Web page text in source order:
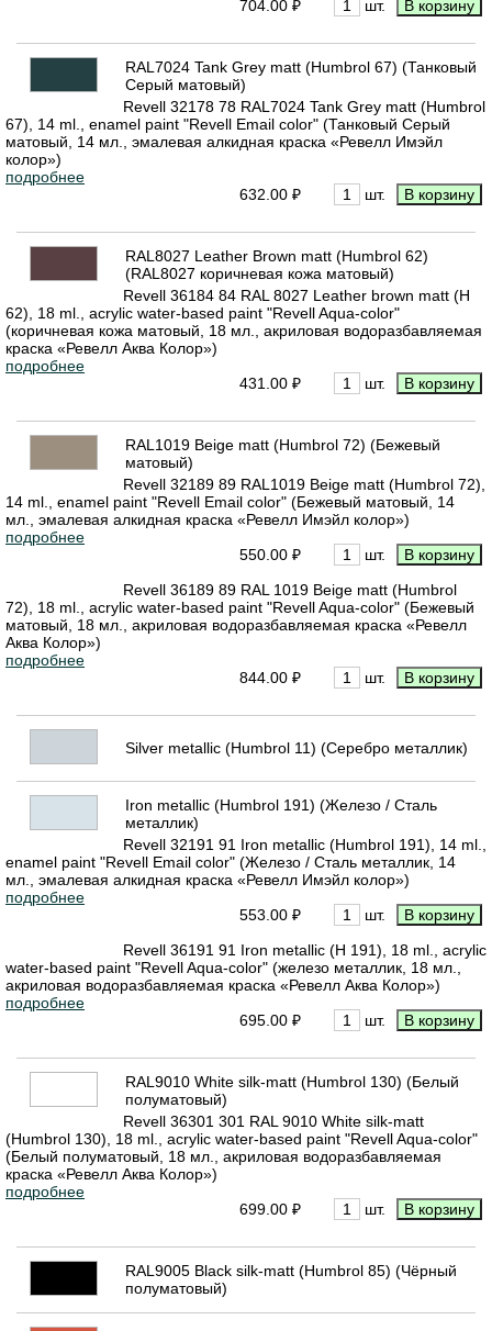
704.00 ₽
шт.
RAL7024 Tank Grey matt (Humbrol 67) (Танковый
Серый матовый)
Revell 32178 78 RAL7024 Tank Grey matt (Humbrol
67), 14 ml., enamel paint "Revell Email color" (Танковый Серый
матовый, 14 мл., эмалевая алкидная краска «Ревелл Имэйл
колор»)
подробнее
632.00 ₽
шт.
RAL8027 Leather Brown matt (Humbrol 62)
(RAL8027 коричневая кожа матовый)
Revell 36184 84 RAL 8027 Leather brown matt (H
62), 18 ml., acrylic water-based paint "Revell Aqua-color"
(коричневая кожа матовый, 18 мл., акриловая водоразбавляемая
краска «Ревелл Аква Колор»)
подробнее
431.00 ₽
шт.
RAL1019 Beige matt (Humbrol 72) (Бежевый
матовый)
Revell 32189 89 RAL1019 Beige matt (Humbrol 72),
14 ml., enamel paint "Revell Email color" (Бежевый матовый, 14
мл., эмалевая алкидная краска «Ревелл Имэйл колор»)
подробнее
550.00 ₽
шт.
Revell 36189 89 RAL 1019 Beige matt (Humbrol
72), 18 ml., acrylic water-based paint "Revell Aqua-color" (Бежевый
матовый, 18 мл., акриловая водоразбавляемая краска «Ревелл
Аква Колор»)
подробнее
844.00 ₽
шт.
Silver metallic (Humbrol 11) (Серебро металлик)
Iron metallic (Humbrol 191) (Железо / Сталь
металлик)
Revell 32191 91 Iron metallic (Humbrol 191), 14 ml.,
enamel paint "Revell Email color" (Железо / Сталь металлик, 14
мл., эмалевая алкидная краска «Ревелл Имэйл колор»)
подробнее
553.00 ₽
шт.
Revell 36191 91 Iron metallic (H 191), 18 ml., acrylic
water-based paint "Revell Aqua-color" (железо металлик, 18 мл.,
акриловая водоразбавляемая краска «Ревелл Аква Колор»)
подробнее
695.00 ₽
шт.
RAL9010 White silk-matt (Humbrol 130) (Белый
полуматовый)
Revell 36301 301 RAL 9010 White silk-matt
(Humbrol 130), 18 ml., acrylic water-based paint "Revell Aqua-color"
(Белый полуматовый, 18 мл., акриловая водоразбавляемая
краска «Ревелл Аква Колор»)
подробнее
699.00 ₽
шт.
RAL9005 Black silk-matt (Humbrol 85) (Чёрный
полуматовый)